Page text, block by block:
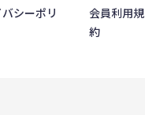
シーポリ
会員利用規
約